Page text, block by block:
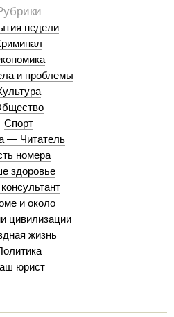
недели
и проблемы
Спорт
— Читатель
номера
здоровье
и около
цивилизации
жизнь
юрист